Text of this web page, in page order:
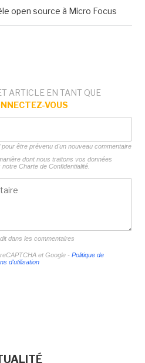
open source à Micro Focus
ARTICLE EN TANT QUE
VOUS
être prévenu d'un nouveau commentaire
dont nous traitons vos données
notre Charte de Confidentialité.
dans les commentaires
et Google - Politique de
d'utilisation